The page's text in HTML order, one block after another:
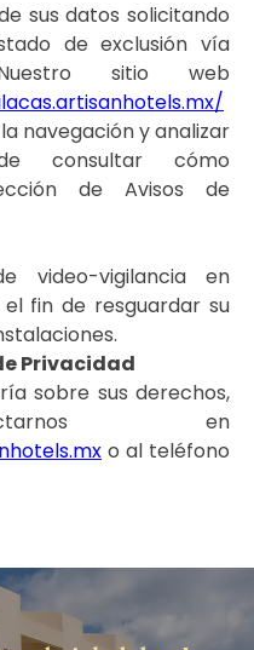
sus datos solicitando
de exclusión vía
sitio web
navegación y analizar
consultar cómo
de Avisos de
video-vigilancia en
fin de resguardar su
Privacidad
sobre sus derechos,
en
o al teléfono